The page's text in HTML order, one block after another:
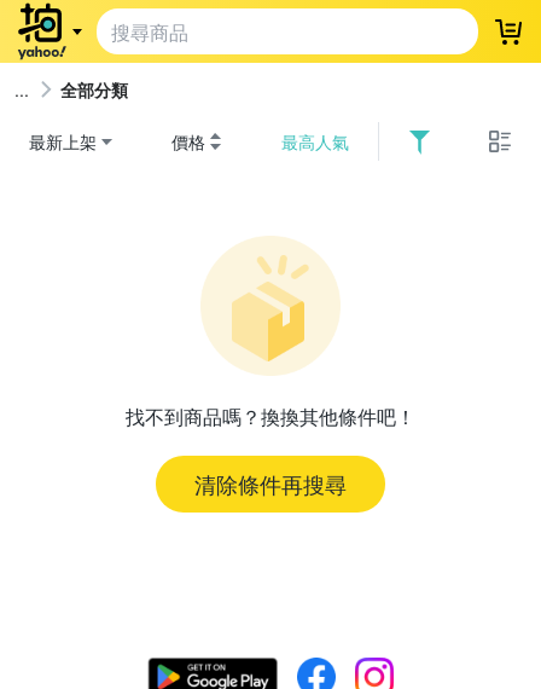
登
全部分類
最新上架 價格 最高人氣
找不到商品嗎？換換其他條件吧！
清除條件再搜尋